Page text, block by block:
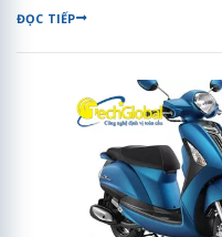
dịch vụ chuyên nghiệp, không
ĐỌC TIẾP